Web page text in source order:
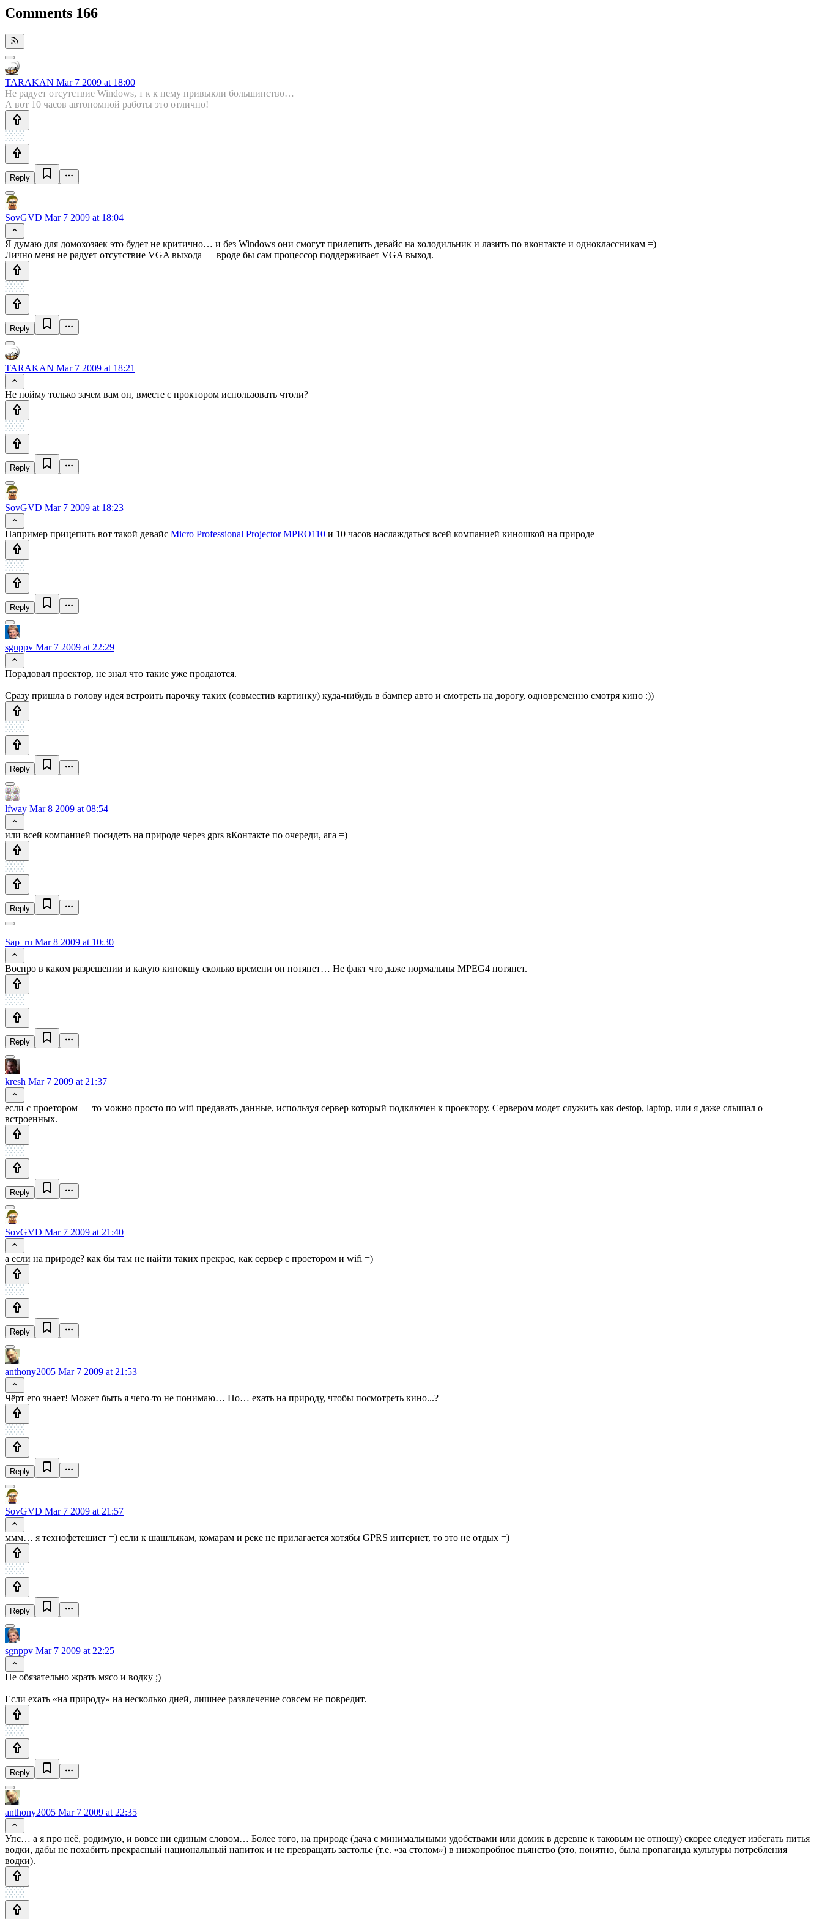
Comments 166
TARAKAN Mar 7 2009 at 18:00
Не радует отсутствие Windows, т к к нему привыкли большинство…
А вот 10 часов автономной работы это отлично!
Reply
SovGVD Mar 7 2009 at 18:04
Я думаю для домохозяек это будет не критично… и без Windows они смогут прилепить девайс на холодильник и лазить по вконтакте и одноклассникам =)
Лично меня не радует отсутствие VGA выхода — вроде бы сам процессор поддерживает VGA выход.
Reply
TARAKAN Mar 7 2009 at 18:21
Не пойму только зачем вам он, вместе с проктором использовать чтоли?
Reply
SovGVD Mar 7 2009 at 18:23
Например прицепить вот такой девайс Micro Professional Projector MPRO110 и 10 часов наслаждаться всей компанией киношкой на природе
Reply
sgnppv Mar 7 2009 at 22:29
Порадовал проектор, не знал что такие уже продаются.
Сразу пришла в голову идея встроить парочку таких (совместив картинку) куда-нибудь в бампер авто и смотреть на дорогу, одновременно смотря кино :))
Reply
lfway Mar 8 2009 at 08:54
или всей компанией посидеть на природе через gprs вКонтакте по очереди, ага =)
Reply
Sap_ru Mar 8 2009 at 10:30
Воспро в каком разрешении и какую кинокшу сколько времени он потянет… Не факт что даже нормальны MPEG4 потянет.
Reply
kresh Mar 7 2009 at 21:37
если с проетором — то можно просто по wifi предавать данные, используя сервер который подключен к проектору. Сервером модет служить как destop, laptop, или я даже слышал о
встроенных.
Reply
SovGVD Mar 7 2009 at 21:40
а если на природе? как бы там не найти таких прекрас, как сервер с проетором и wifi =)
Reply
anthony2005 Mar 7 2009 at 21:53
Чёрт его знает! Может быть я чего-то не понимаю… Но… ехать на природу, чтобы посмотреть кино...?
Reply
SovGVD Mar 7 2009 at 21:57
ммм… я технофетешист =) если к шашлыкам, комарам и реке не прилагается хотябы GPRS интернет, то это не отдых =)
Reply
sgnppv Mar 7 2009 at 22:25
Не обязательно жрать мясо и водку ;)
Если ехать «на природу» на несколько дней, лишнее развлечение совсем не повредит.
Reply
anthony2005 Mar 7 2009 at 22:35
Упс… а я про неё, родимую, и вовсе ни единым словом… Более того, на природе (дача с минимальными удобствами или домик в деревне к таковым не отношу) скорее следует избегать питья
водки, дабы не похабить прекрасный национальный напиток и не превращать застолье (т.е. «за столом») в низкопробное пьянство (это, понятно, была пропаганда культуры потребления
водки).